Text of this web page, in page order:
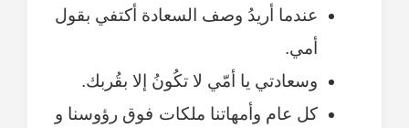
عندما أريدُ وصف السعادة أكتفي بقول
أمي.
وسعادتي يا أمّي لا تكُونُ إلا بقُربك.
كل عام وأمهاتنا ملكات فوق رؤوسنا و